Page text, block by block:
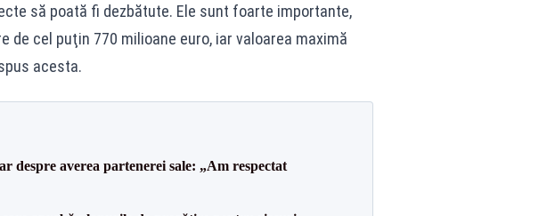
să poată fi dezbătute. Ele sunt foarte importante,
de cel puţin 770 milioane euro, iar valoarea maximă
acesta.
despre averea partenerei sale: „Am respectat